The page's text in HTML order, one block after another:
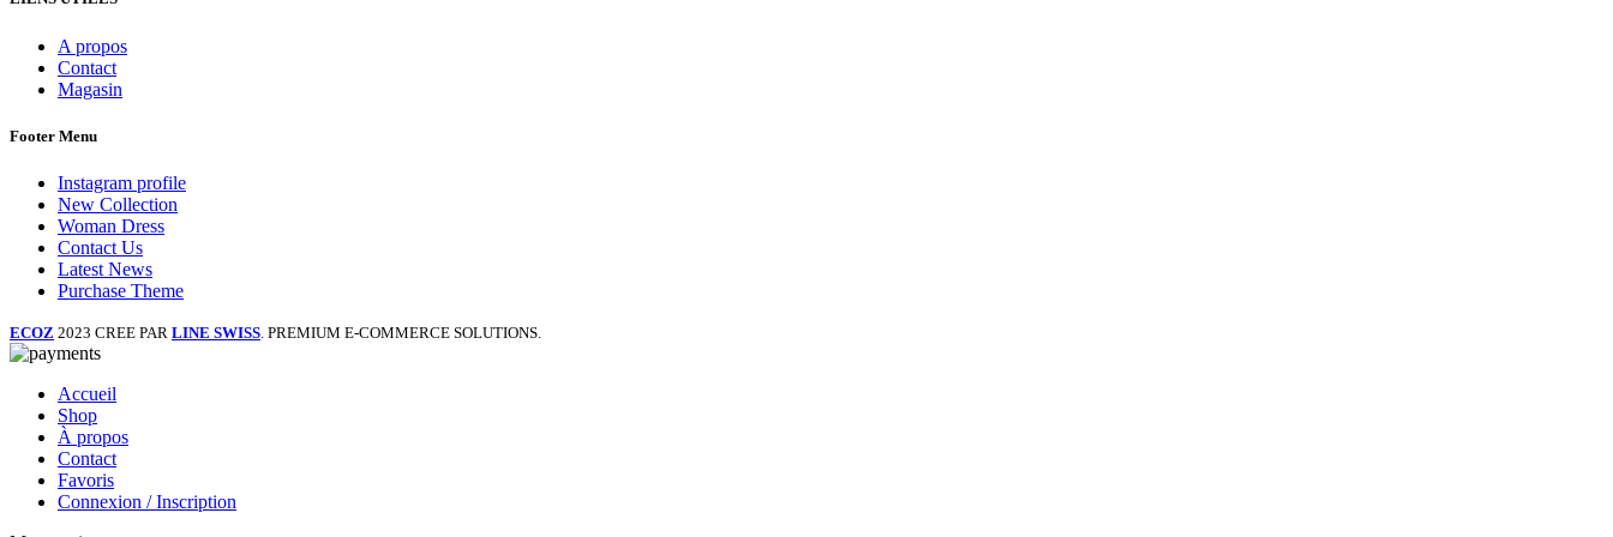
A propos
Contact
Magasin
Footer Menu
Instagram profile
New Collection
Woman Dress
Contact Us
Latest News
Purchase Theme
ECOZ 2023 CREE PAR LINE SWISS . PREMIUM E-COMMERCE SOLUTIONS.
Accueil
Shop
À propos
Contact
Favoris
Connexion / Inscription